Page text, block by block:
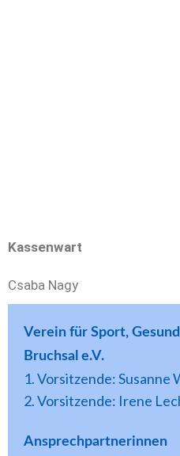
Kassenwart
Csaba Nagy
Verein für Sport,
Bruchsal e.V.
1. Vorsitzende: Susanne
2. Vorsitzende: Irene
Ansprechpartnerinnen